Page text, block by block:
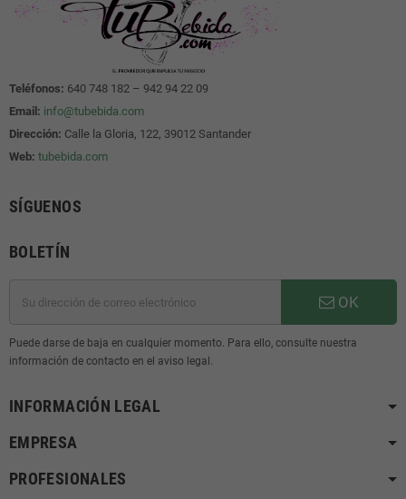
Teléfonos: 640 748 182 – 942 94 22 09
Email: info@tubebida.com
Dirección: Calle la Gloria, 122, 39012 Santander
Web: tubebida.com
SÍGUENOS
BOLETÍN
OK
Puede darse de baja en cualquier momento. Para ello, consulte nuestra
información de contacto en el aviso legal.
INFORMACIÓN LEGAL
EMPRESA
PROFESIONALES